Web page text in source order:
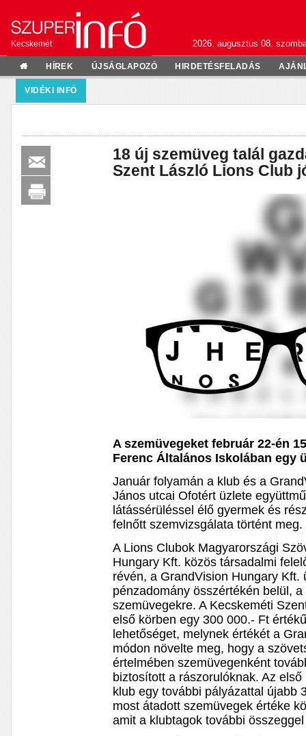
Kecskemét 2026. augusztus 08.
HÍREK ÚJSÁGLAPOZÓ HIRDETÉSFELADÁS
VIDÉKI INFÓ
18 új szemüveg talál
Szent László Lions Club
A szemüvegeket február 22-én
Ferenc Általános Iskolában egy
Január folyamán a klub és a
János utcai Ofotért üzlete
látássérüléssel élő gyermek és
felnőtt szemvizsgálata történt meg.
A Lions Clubok Magyarországi
Hungary Kft. közös társadalmi
révén, a GrandVision Hungary
pénzadomány összértékén belül,
szemüvegekre. A Kecskeméti
első körben egy 300 000.- Ft
lehetőséget, melynek értékét a
módon növelte meg, hogy a
értelmében szemüvegenként
biztosított a rászorulóknak. Az
klub egy további pályázattal újabb
most átadott szemüvegek értéke
amit a klubtagok további